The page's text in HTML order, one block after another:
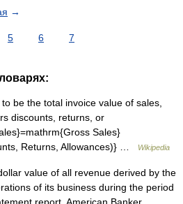
→
5 6 7
be the total invoice value of sales,
discounts, returns, or
Sales}
Returns, Allowances)} …
Wikipedia
value of all revenue derived by the
of its business during the period